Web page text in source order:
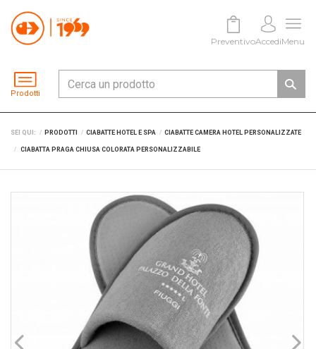
Prodotti
PreventivoAccediMenu
SEI QUI: PRODOTTI CIABATTE HOTEL E SPA CIABATTE CAMERA HOTEL PERSONALIZZATE
CIABATTA PRAGA CHIUSA COLORATA PERSONALIZZABILE